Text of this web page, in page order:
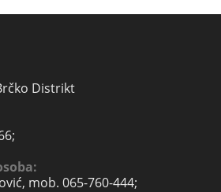
Distrikt
mob. 065-760-444;